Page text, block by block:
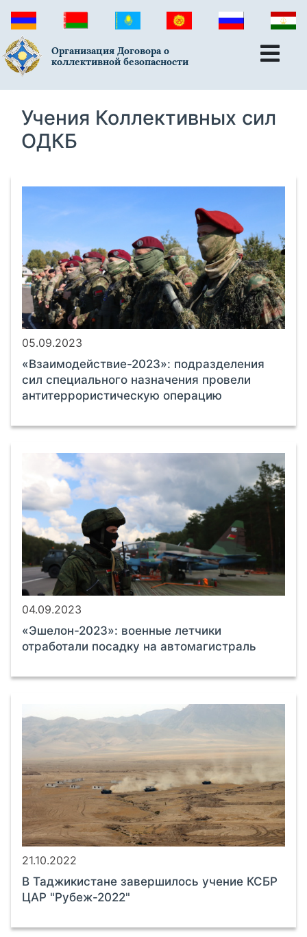
Организация Договора о
коллективной безопасности
Учения Коллективных сил
ОДКБ
05.09.2023
«Взаимодействие-2023»: подразделения
сил специального назначения провели
антитеррористическую операцию
04.09.2023
«Эшелон-2023»: военные летчики
отработали посадку на автомагистраль
21.10.2022
В Таджикистане завершилось учение КСБР
ЦАР "Рубеж-2022"